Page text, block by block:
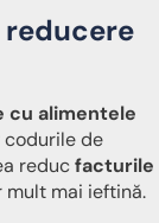
cu alimentele
codurile de
reducfacturile
mult mai ieftină.